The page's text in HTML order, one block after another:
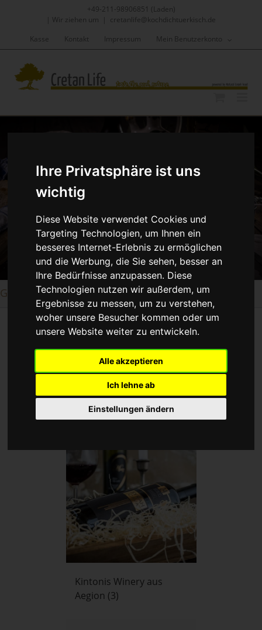
Ihre Privatsphäre ist uns
wichtig
Diese Website verwendet Cookies und
Targeting Technologien, um Ihnen ein
besseres Internet-Erlebnis zu ermöglichen
und die Werbung, die Sie sehen, besser an
Ihre Bedürfnisse anzupassen. Diese
Technologien nutzen wir außerdem, um
Ergebnisse zu messen, um zu verstehen,
woher unsere Besucher kommen oder um
unsere Website weiter zu entwickeln.
Alle akzeptieren
Ich lehne ab
Einstellungen ändern
+49-211-98906851 (Laden)
Wir ziehen um
cretanlife@kochdichtuerkisch.de
Kasse
Kontakt Impressum Mein Benutzerkonto
Griechische Weine
Griechische Weine
Kintonis Winery aus
Aegion (3)